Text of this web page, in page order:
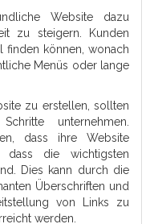
Website dazu
zu steigern. Kunden
finden können, wonach
Menüs oder lange
zu erstellen, sollten
unternehmen.
dass ihre Website
die wichtigsten
Dies kann durch die
Überschriften und
von Links zu
werden.